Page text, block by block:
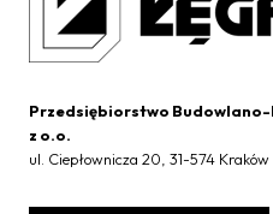
Przedsiębiorstwo Budowlano-
z o.o.
ul. Ciepłownicza 20, 31-574 Kraków